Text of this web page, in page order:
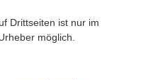
Drittseiten ist nur im
möglich.